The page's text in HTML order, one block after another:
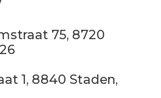
75, 8720
1, 8840 Staden,